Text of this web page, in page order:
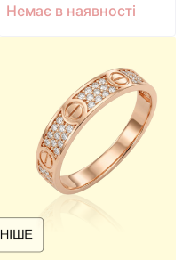
Немає в наявності